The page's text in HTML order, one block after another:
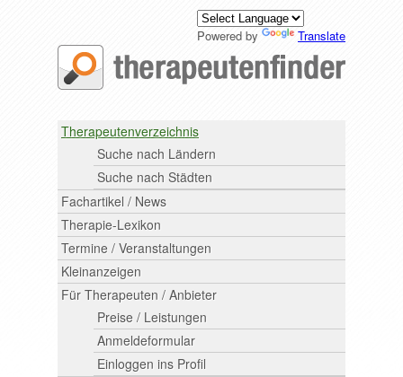
Powered by Translate
Therapeutenverzeichnis
Suche nach Ländern
Suche nach Städten
Fachartikel / News
Therapie-Lexikon
Termine / Veranstaltungen
Kleinanzeigen
Für Therapeuten / Anbieter
Preise / Leistungen
Anmeldeformular
Einloggen ins Profil